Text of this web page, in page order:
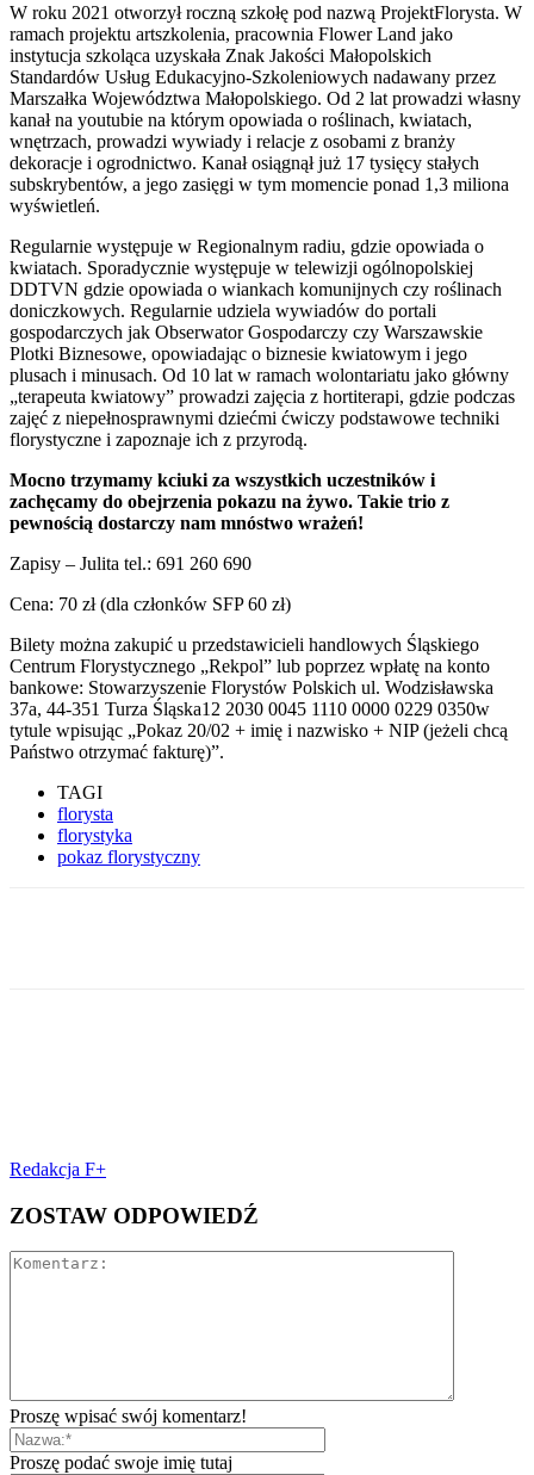
W roku 2021 otworzył roczną szkołę pod nazwą ProjektFlorysta. W
ramach projektu artszkolenia, pracownia Flower Land jako
instytucja szkoląca uzyskała Znak Jakości Małopolskich
Standardów Usług Edukacyjno-Szkoleniowych nadawany przez
Marszałka Województwa Małopolskiego. Od 2 lat prowadzi własny
kanał na youtubie na którym opowiada o roślinach, kwiatach,
wnętrzach, prowadzi wywiady i relacje z osobami z branży
dekoracje i ogrodnictwo. Kanał osiągnął już 17 tysięcy stałych
subskrybentów, a jego zasięgi w tym momencie ponad 1,3 miliona
wyświetleń.
Regularnie występuje w Regionalnym radiu, gdzie opowiada o
kwiatach. Sporadycznie występuje w telewizji ogólnopolskiej
DDTVN gdzie opowiada o wiankach komunijnych czy roślinach
doniczkowych. Regularnie udziela wywiadów do portali
gospodarczych jak Obserwator Gospodarczy czy Warszawskie
Plotki Biznesowe, opowiadając o biznesie kwiatowym i jego
plusach i minusach. Od 10 lat w ramach wolontariatu jako główny
„terapeuta kwiatowy” prowadzi zajęcia z hortiterapi, gdzie podczas
zajęć z niepełnosprawnymi dziećmi ćwiczy podstawowe techniki
florystyczne i zapoznaje ich z przyrodą.
Mocno trzymamy kciuki za wszystkich uczestników i
zachęcamy do obejrzenia pokazu na żywo. Takie trio z
pewnością dostarczy nam mnóstwo wrażeń!
Zapisy – Julita tel.: 691 260 690
Cena: 70 zł (dla członków SFP 60 zł)
Bilety można zakupić u przedstawicieli handlowych Śląskiego
Centrum Florystycznego „Rekpol” lub poprzez wpłatę na konto
bankowe: Stowarzyszenie Florystów Polskich ul. Wodzisławska
37a, 44-351 Turza Śląska12 2030 0045 1110 0000 0229 0350w
tytule wpisując „Pokaz 20/02 + imię i nazwisko + NIP (jeżeli chcą
Państwo otrzymać fakturę)”.
TAGI
florysta
florystyka
pokaz florystyczny
Redakcja F+
ZOSTAW ODPOWIEDŹ
Proszę wpisać swój komentarz!
Proszę podać swoje imię tutaj